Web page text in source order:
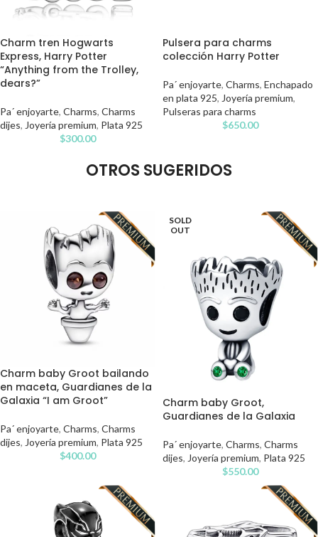
Charm tren Hogwarts
Express, Harry Potter
“Anything from the Trolley,
dears?”
Pa´ enjoyarte, Charms, Charms
dijes, Joyería premium, Plata 925
$300.00
Pulsera para charms
colección Harry Potter
Pa´ enjoyarte, Charms, Enchapado
en plata 925, Joyería premium,
Pulseras para charms
$650.00
OTROS SUGERIDOS
Charm baby Groot bailando
en maceta, Guardianes de la
Galaxia “I am Groot”
Pa´ enjoyarte, Charms, Charms
dijes, Joyería premium, Plata 925
$400.00
SOLD
OUT
Charm baby Groot,
Guardianes de la Galaxia
Pa´ enjoyarte, Charms, Charms
dijes, Joyería premium, Plata 925
$550.00